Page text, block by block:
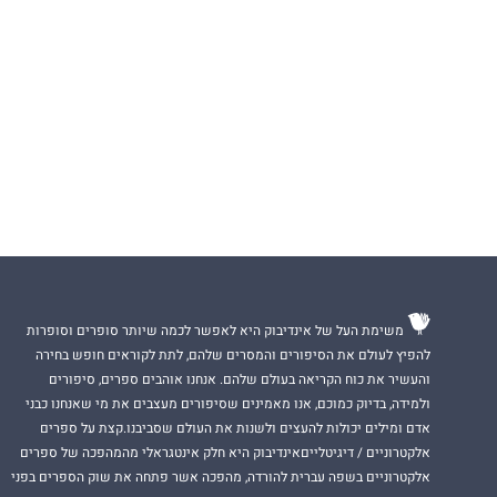
ושל הוולסטריט
את הספר הבא
היא גרה באיידהו
המחליף של
מחברת רבי המכר
משימת העל של אינדיבוק היא לאפשר לכמה שיותר סופרים וסופרות
להפיץ לעולם את הסיפורים והמסרים שלהם, לתת לקוראים חופש בחירה
והעשיר את כוח הקריאה בעולם שלהם. אנחנו אוהבים ספרים, סיפורים
ולמידה, בדיוק כמוכם, אנו מאמינים שסיפורים מעצבים את מי שאנחנו כבני
אדם ומילים יכולות להעצים ולשנות את העולם שסביבנו.קצת על ספרים
אלקטרוניים / דיגיטלייםאינדיבוק היא חלק אינטגראלי מהמהפכה של ספרים
אלקטרוניים בשפה עברית להורדה, מהפכה אשר פתחה את שוק הספרים בפני